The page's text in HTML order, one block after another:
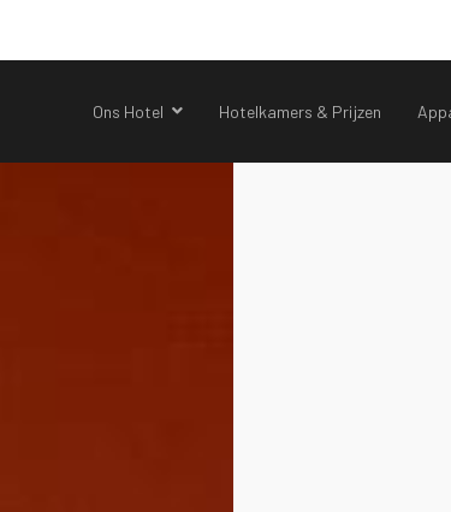
Ons Hotel Hotelkamers & Prijzen